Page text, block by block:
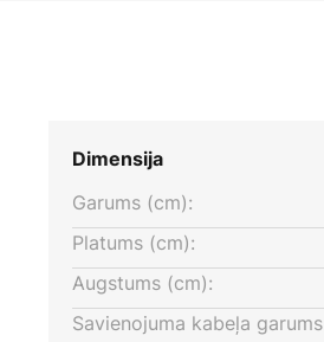
Dimensija
Garums (cm):
Platums (cm):
Augstums (cm):
Savienojuma kabeļa garums